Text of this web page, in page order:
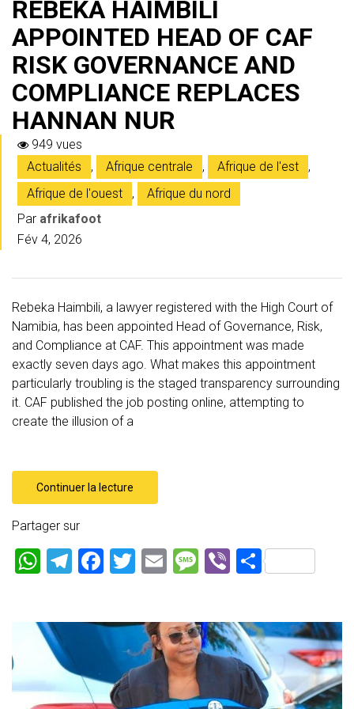
REBEKA HAIMBILI
APPOINTED HEAD OF CAF
RISK GOVERNANCE AND
COMPLIANCE REPLACES
HANNAN NUR
949 vues
Actualités
, Afrique centrale , Afrique de l'est
,
Afrique de l'ouest
,
Afrique du nord
Par afrikafoot
Fév 4, 2026
Rebeka Haimbili, a lawyer registered with the High Court of
Namibia, has been appointed Head of Governance, Risk,
and Compliance at CAF. This appointment was made
exactly seven days ago. What makes this appointment
particularly troubling is the staged transparency surrounding
it. CAF published the job posting online, attempting to
create the illusion of a
Continuer la lecture
Partager sur
W
s
A
p
T
a
m
F
b
o
ok
T
er
E
l
M
a
g
e
Vi P
g
er